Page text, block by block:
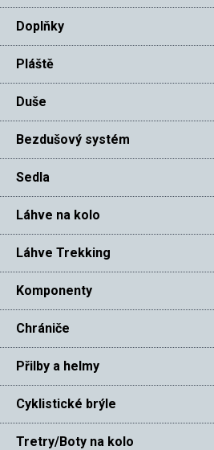
Doplňky
Pláště
Duše
Bezdušový systém
Sedla
Láhve na kolo
Láhve Trekking
Komponenty
Chrániče
Přilby a helmy
Cyklistické brýle
Tretry/Boty na kolo